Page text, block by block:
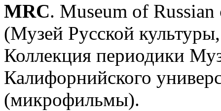
MRC. Museum of
(Музей Русской
Коллекция периодики
Калифорнийского
(микрофильмы).